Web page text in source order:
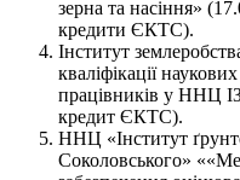
зерна та насіння»
кредити ЄКТС).
Інститут
кваліфікації
працівників у ННЦ
кредит ЄКТС).
ННЦ «Інститут
Соколовського»